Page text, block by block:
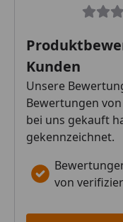
Kunden
Unsere
Bewertungen
bei uns gekauft
gekennzeichnet.
von